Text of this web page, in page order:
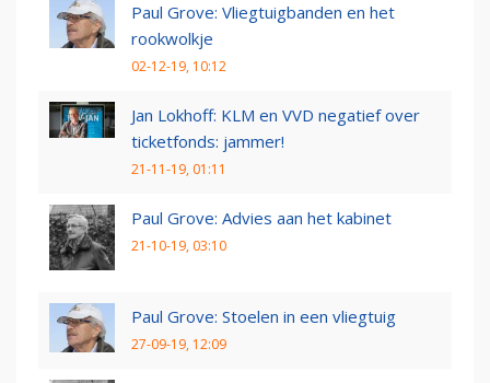
Paul Grove: Vliegtuigbanden en het
rookwolkje
02-12-19, 10:12
Jan Lokhoff: KLM en VVD negatief over
ticketfonds: jammer!
21-11-19, 01:11
Paul Grove: Advies aan het kabinet
21-10-19, 03:10
Paul Grove: Stoelen in een vliegtuig
27-09-19, 12:09